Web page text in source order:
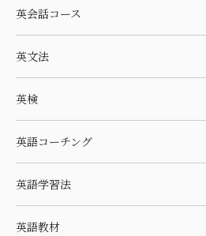
英会話コース
英文法
英検
英語コーチング
英語学習法
英語教材